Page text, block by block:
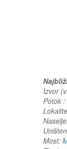
Izvor
Potok :
Most: